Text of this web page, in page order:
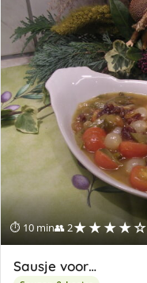
⏱ 10 min👥 2★★★★☆
Sausje voor…